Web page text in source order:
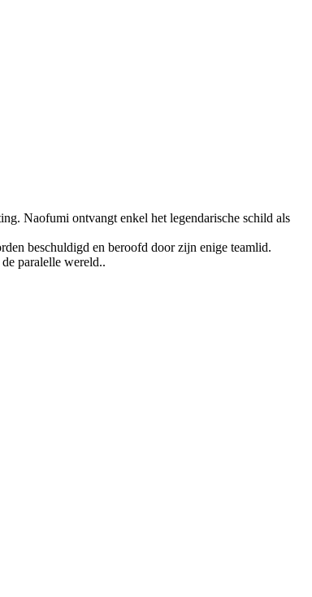
Naofumi ontvangt enkel het legendarische schild als
beschuldigd en beroofd door zijn enige teamlid.
paralelle wereld..